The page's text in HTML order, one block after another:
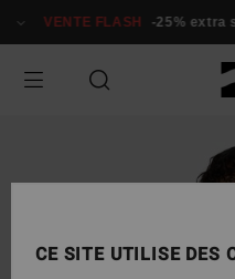
VENTE FLASH -25% extra
CE SITE UTILISE DES